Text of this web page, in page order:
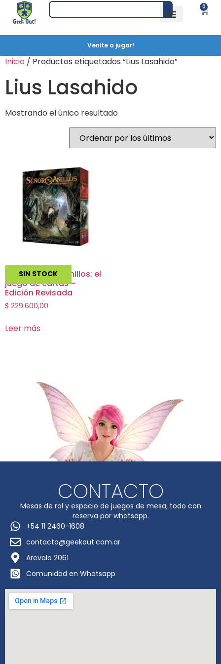
0
Venite a jugar!
Inicio / Productos etiquetados “Lius Lasahido”
Lius Lasahido
Mostrando el único resultado
SIN STOCK
El Señor de los Anillos: el
juego de cartas –
Edición Revisada
$ 229.600,00
Leer más
CONTACTO
Mesas de rol y espacio de juegos de mesa, todo con
reserva por whatsapp.
+54 11 2460-1608
contacto@geekout.com.ar
Arevalo 2061
Comunidad en Whatsapp